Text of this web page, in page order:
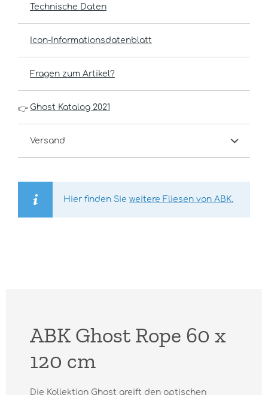
Technische Daten
Icon-Informationsdatenblatt
Fragen zum Artikel?
👉 Ghost Katalog 2021
Versand
Hier finden Sieweitere Fliesen von ABK.
ABK Ghost Rope 60 x
120 cm
Die Kollektion Ghost greift den optischen